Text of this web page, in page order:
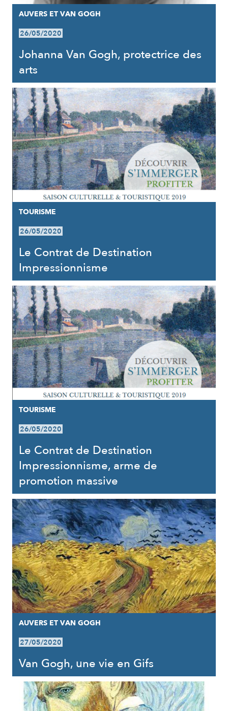
AUVERS ET VAN GOGH
26/05/2020
Johanna Van Gogh, protectrice des
arts
TOURISME
26/05/2020
Le Contrat de Destination
Impressionnisme
TOURISME
26/05/2020
Le Contrat de Destination
Impressionnisme, arme de
promotion massive
AUVERS ET VAN GOGH
27/05/2020
Van Gogh, une vie en Gifs